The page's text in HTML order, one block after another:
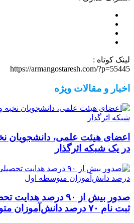
لینک کوتاه :
https://armangostaresh.com/?p=55445
اخبار و مقالات ویژه
اعضای هیئت علمی، دانشجویان
در یک شبکه‌ اثرگذار
صدور بیش از ۹۰ درصد
ثبت نام ۷۰ درصد دانش‌آموزان متوسطه اول